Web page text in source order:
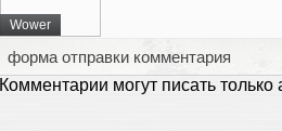
Wower
форма отправки комментария
Комментарии могут писать